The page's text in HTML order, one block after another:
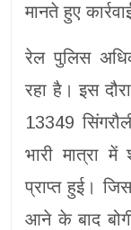
मानते हुए
रेल पुलिस
रहा है। इस
13349
भारी मात्रा में
प्राप्त हुई।
आने के बाद